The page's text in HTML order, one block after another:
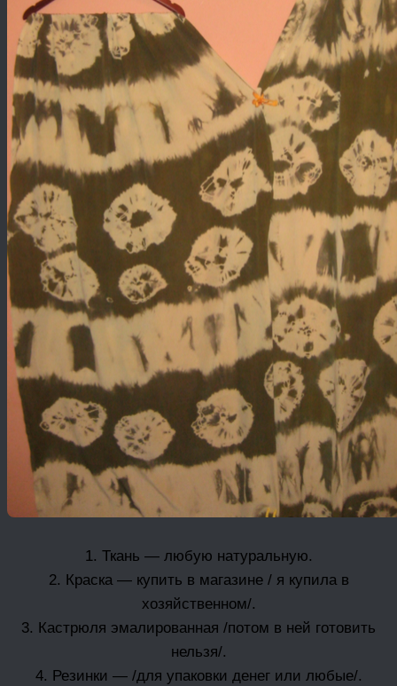
1. Ткань — любую натуральную.
2. Краска — купить в магазине / я купила в
хозяйственном/.
3. Кастрюля эмалированная /потом в ней готовить
нельзя/.
4. Резинки — /для упаковки денег или любые/.